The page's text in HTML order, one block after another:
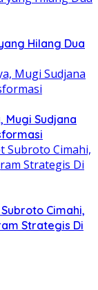
Hilang Dua
Mugi Sudjana
Cimahi,
Strategis Di